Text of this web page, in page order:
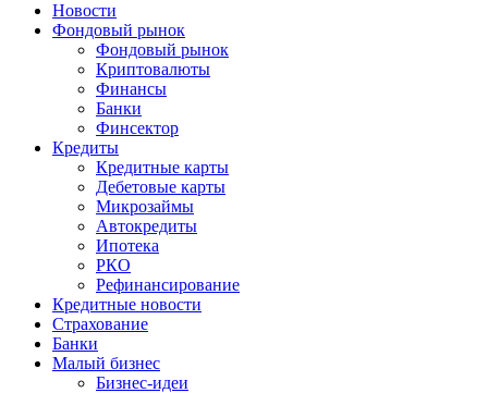
Новости
Фондовый рынок
Фондовый рынок
Криптовалюты
Финансы
Банки
Финсектор
Кредиты
Кредитные карты
Дебетовые карты
Микрозаймы
Автокредиты
Ипотека
РКО
Рефинансирование
Кредитные новости
Страхование
Банки
Малый бизнес
Бизнес-идеи